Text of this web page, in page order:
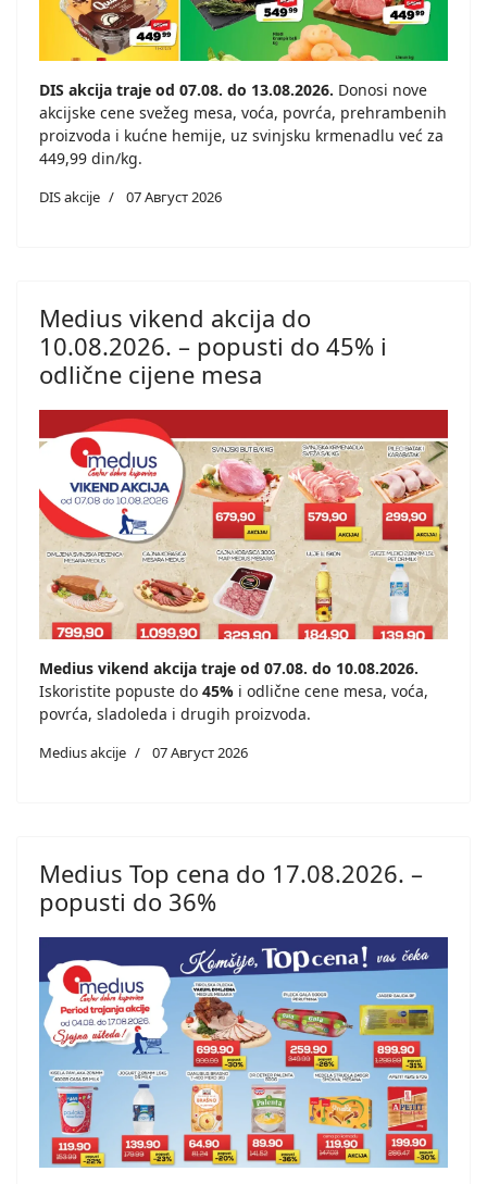
DIS akcija traje od 07.08. do 13.08.2026. Donosi nove
akcijske cene svežeg mesa, voća, povrća, prehrambenih
proizvoda i kućne hemije, uz svinjsku krmenadlu već za
449,99 din/kg.
DIS akcije 07 Август 2026
Medius vikend akcija do
10.08.2026. – popusti do 45% i
odlične cijene mesa
Medius vikend akcija traje od 07.08. do 10.08.2026.
Iskoristite popuste do 45% i odlične cene mesa, voća,
povrća, sladoleda i drugih proizvoda.
Medius akcije 07 Август 2026
Medius Top cena do 17.08.2026. –
popusti do 36%